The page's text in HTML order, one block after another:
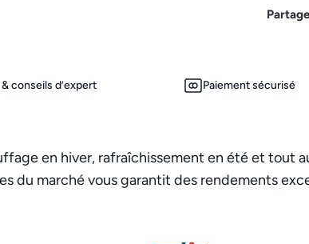
conseils d’expert Paiement sécurisé
en hiver, rafraîchissement en été et tout
du marché vous garantit des rendements